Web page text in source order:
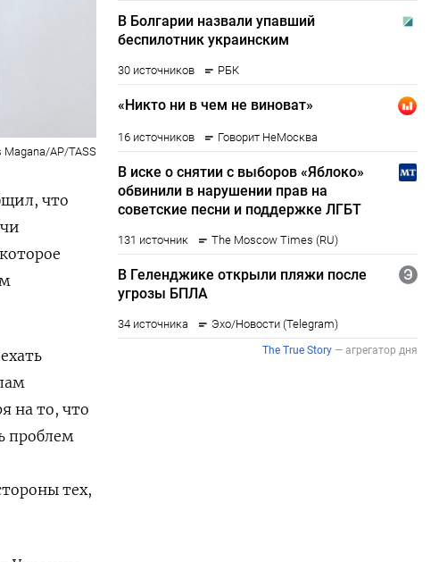
Magana/AP/TASS
что
на то, что
проблем
тех,